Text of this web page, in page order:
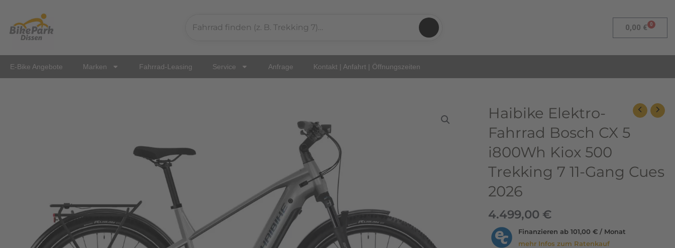
springen
0,00 € 0
E-Bike Angebote Marken Fahrrad-Leasing Service Anfrage Kontakt | Anfahrt | Öffnungszeiten
Haibike Elektro-
Fahrrad Bosch CX 5
i800Wh Kiox 500
Trekking 7 11-Gang Cues
2026
4.499,00 €
Finanzieren ab 101,00 € / Monat
mehr Infos zum Ratenkauf
Haibike
Elektro-
Fahrrad
Bosch
CX
5
Kiox
Trekking
11-